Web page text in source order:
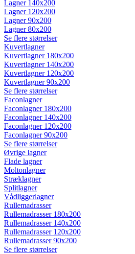
Lagner 140x200
Lagner 120x200
Lagner 90x200
Lagner 80x200
Se flere størrelser
Kuvertlagner
Kuvertlagner 180x200
Kuvertlagner 140x200
Kuvertlagner 120x200
Kuvertlagner 90x200
Se flere størrelser
Faconlagner
Faconlagner 180x200
Faconlagner 140x200
Faconlagner 120x200
Faconlagner 90x200
Se flere størrelser
Øvrige lagner
Flade lagner
Moltonlagner
Stræklagner
Splitlagner
Vådliggerlagner
Rullemadrasser
Rullemadrasser 180x200
Rullemadrasser 140x200
Rullemadrasser 120x200
Rullemadrasser 90x200
Se flere størrelser